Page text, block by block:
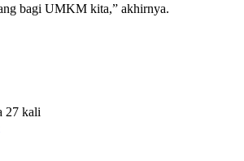
bagi UMKM kita,” akhirnya.
27 kali